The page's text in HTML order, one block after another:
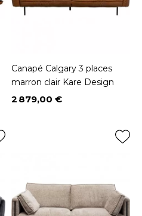
Canapé Calgary 3 places
marron clair Kare Design
Prix
2 879,00 €